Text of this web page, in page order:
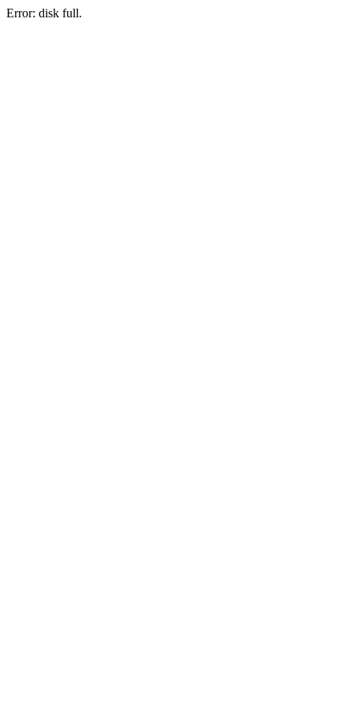
Error: disk full.